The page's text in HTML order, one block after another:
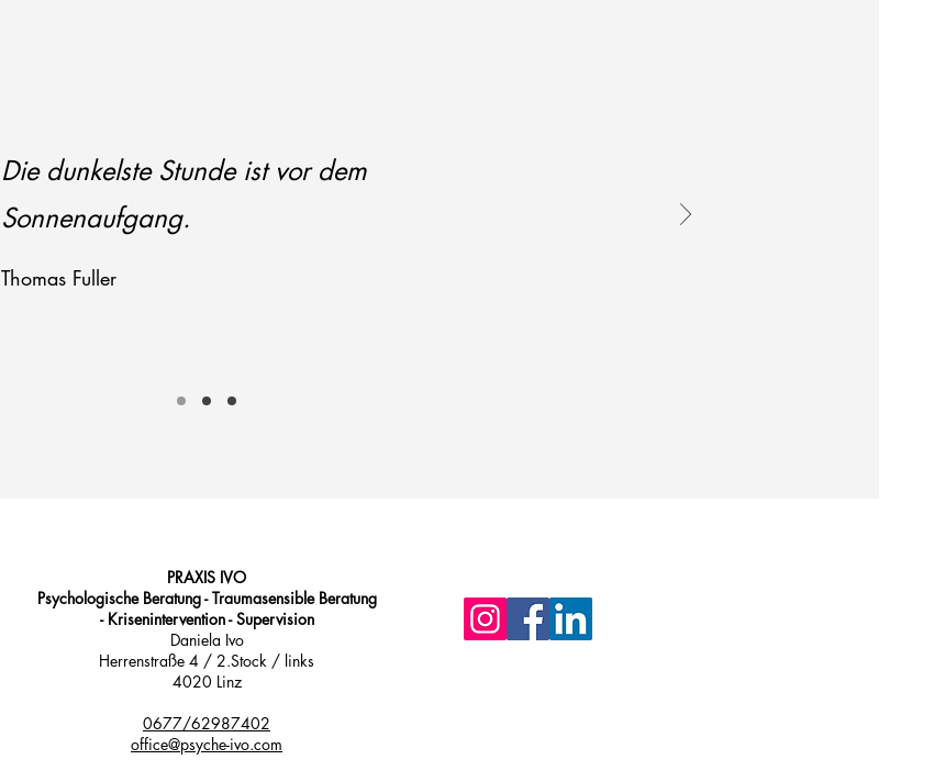
Die dunkelste Stunde ist vor dem
Sonnenaufgang.
Thomas Fuller
PRAXIS IVO
Psychologische Beratung - Traumasensible Beratung
- Krisenintervention​ - Supervision
Daniela Ivo
Herrenstraße 4 / 2.Stock / links
4020 Linz
0677/62987402
office@psyche-ivo.com